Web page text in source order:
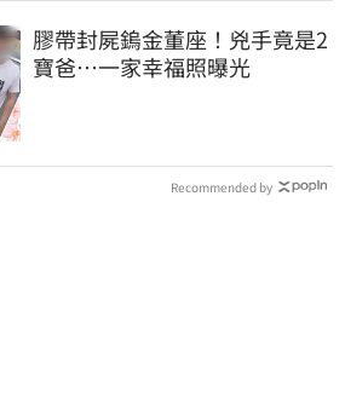
膠帶封屍鎢金董座！兇手竟是2
寶爸…一家幸福照曝光
Recommended by